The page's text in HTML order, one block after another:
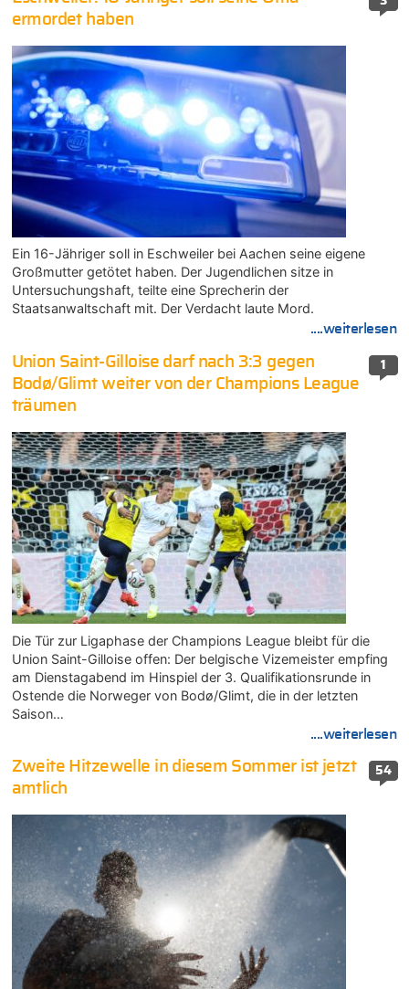
ermordet haben
Ein 16-Jähriger soll in Eschweiler bei Aachen seine eigene
Großmutter getötet haben. Der Jugendlichen sitze in
Untersuchungshaft, teilte eine Sprecherin der
Staatsanwaltschaft mit. Der Verdacht laute Mord.
....weiterlesen
1
Union Saint-Gilloise darf nach 3:3 gegen
Bodø/Glimt weiter von der Champions League
träumen
Die Tür zur Ligaphase der Champions League bleibt für die
Union Saint-Gilloise offen: Der belgische Vizemeister empfing
am Dienstagabend im Hinspiel der 3. Qualifikationsrunde in
Ostende die Norweger von Bodø/Glimt, die in der letzten
Saison…
....weiterlesen
54
Zweite Hitzewelle in diesem Sommer ist jetzt
amtlich